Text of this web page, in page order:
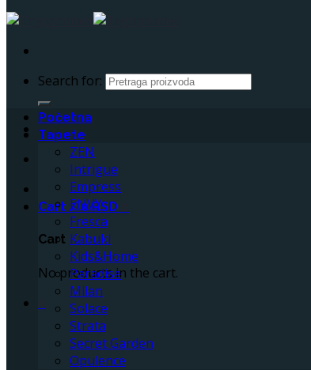
Search for:
Cart /0RSD
Cart
No products in the cart.
Početna
Tapete
ZEN
Intrigue
Empress
ENVY
Fresca
Kabuki
Kids&Home
Paradise
Milan
Solace
Strata
Secret Garden
Opulence